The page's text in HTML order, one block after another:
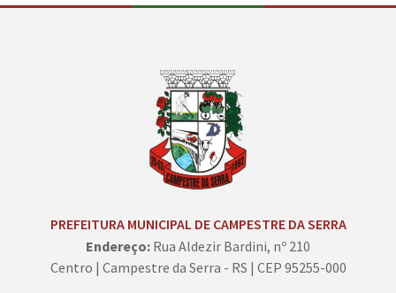
PREFEITURA MUNICIPAL DE CAMPESTRE DA SERRA
Endereço: Rua Aldezir Bardini, nº 210
Centro | Campestre da Serra - RS | CEP 95255-000